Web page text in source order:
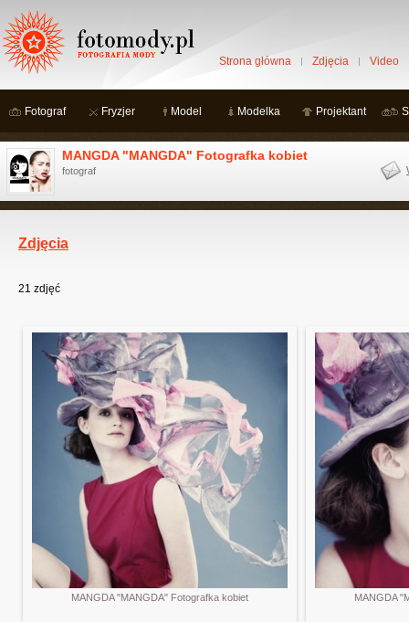
Strona główna Zdjęcia Video
Fotograf Fryzjer Model Modelka Projektant
MANGDA "MANGDA" Fotografka kobiet
fotograf
Zdjęcia
21 zdjęć
MANGDA "MANGDA" Fotografka kobiet MANGDA